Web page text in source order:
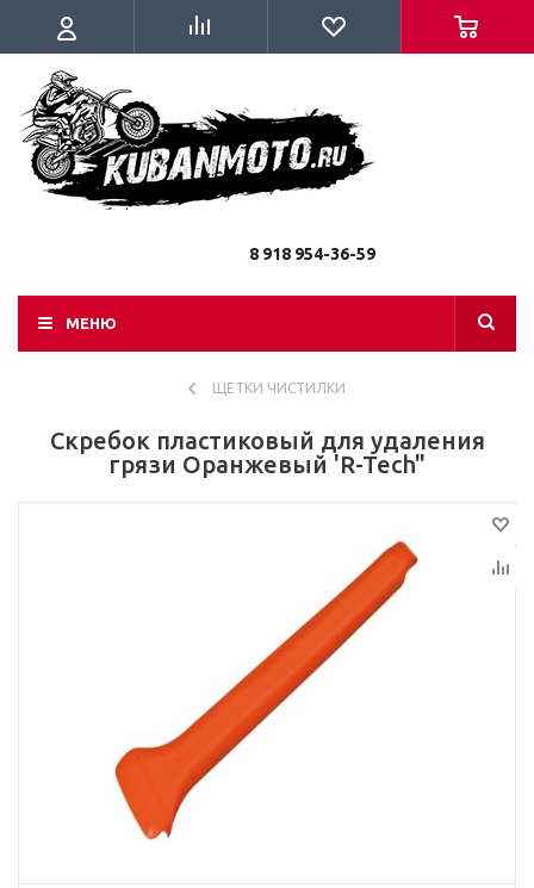
8 918 954-36-59
МЕНЮ
ЩЕТКИ ЧИСТИЛКИ
Скребок пластиковый для удаления
грязи Оранжевый 'R-Tech"